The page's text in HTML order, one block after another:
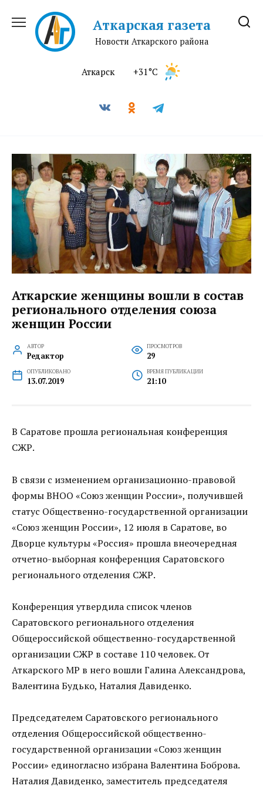
содержанию
Аткарская газета
Новости Аткарского района
Аткарск +31°C
Аткарские женщины вошли в состав
регионального отделения союза
женщин России
АВТОР
Редактор
ПРОСМОТРОВ
29
ОПУБЛИКОВАНО
13.07.2019
ВРЕМЯ ПУБЛИКАЦИИ
21:10
В Саратове прошла региональная конференция
СЖР.
В связи с изменением организационно-правовой
формы ВНОО «Союз женщин России», получившей
статус Общественно-государственной организации
«Союз женщин России», 12 июля в Саратове, во
Дворце культуры «Россия» прошла внеочередная
отчетно-выборная конференция Саратовского
регионального отделения СЖР.
Конференция утвердила список членов
Саратовского регионального отделения
Общероссийской общественно-государственной
организации СЖР в составе 110 человек. От
Аткарского МР в него вошли Галина Александрова,
Валентина Будько, Наталия Давиденко.
Председателем Саратовского регионального
отделения Общероссийской общественно-
государственной организации «Союз женщин
России» единогласно избрана Валентина Боброва.
Наталия Давиденко, заместитель председателя